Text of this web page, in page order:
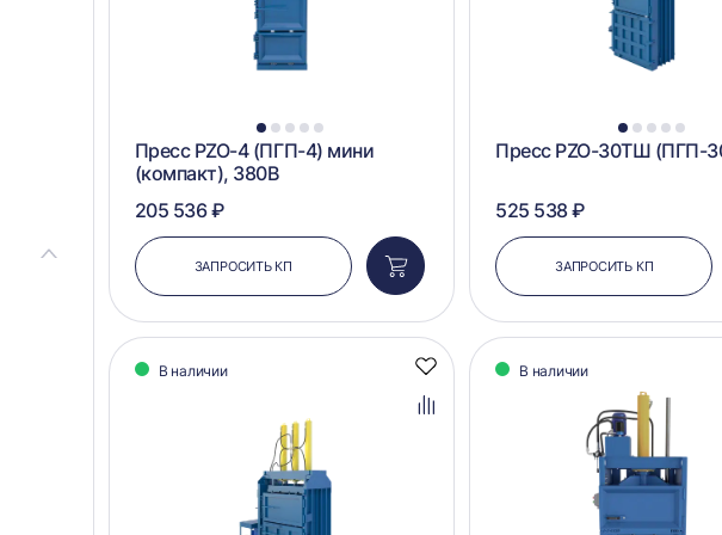
1 2 3 4 5
Пресс PZO-4 (ПГП-4) мини
(компакт), 380В
205 536 ₽
ЗАПРОСИТЬ КП
Добавить
в
корзину
1 2 3 4 5
Пресс PZO-30ТШ (ПГП-
525 538 ₽
ЗАПРОСИТЬ КП
В наличии
Добавить
в
избранное
Добавить
В наличии